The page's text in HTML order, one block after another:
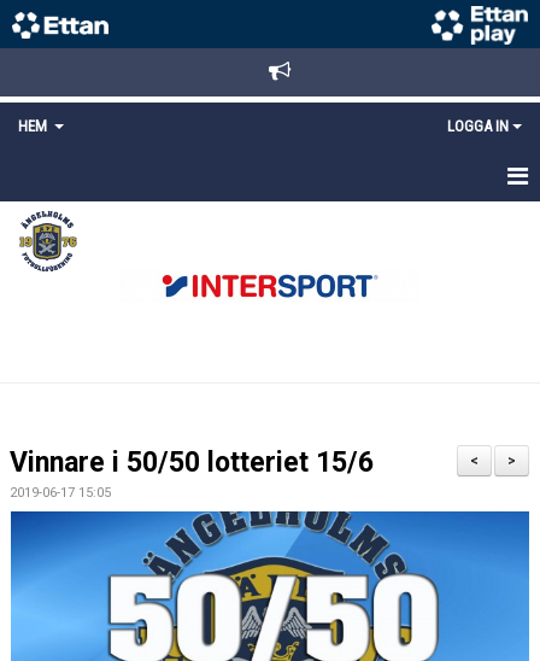
HEM LOGGA IN
STARTSIDA
NYHETER
LÄNKAR
MEDLEMS OCH TRÄNINGSAVGIFTER
>
<
Vinnare i 50/50 lotteriet 15/6
2019-06-17 15:05